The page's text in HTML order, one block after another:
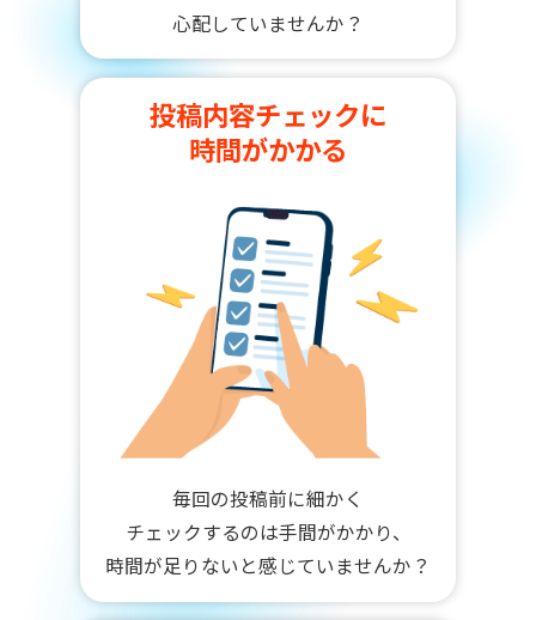
心配していませんか？
投稿内容チェックに
時間がかかる
毎回の投稿前に細かく
チェックするのは手間がかかり、
時間が足りないと感じていませんか？